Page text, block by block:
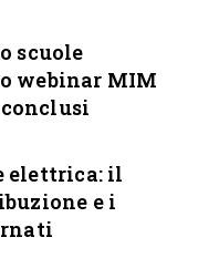
scuole
webinar MIM
elettrica: il
e i